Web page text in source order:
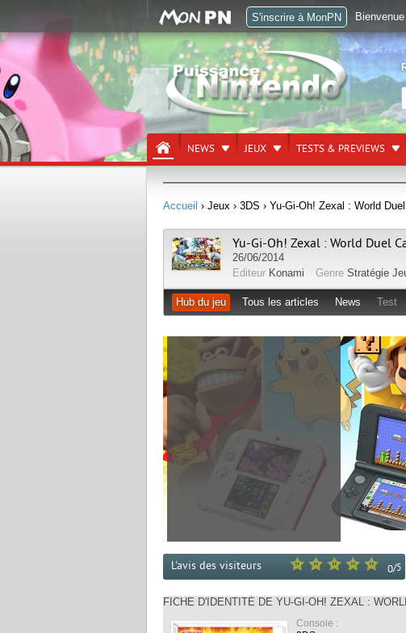
NEWS JEUX TESTS & PREVIEWS
Accueil › Jeux › 3DS › Yu-Gi-Oh! Zexal : World
Yu-Gi-Oh! Zexal : World Duel
26/06/2014
Editeur Konami Genre Stratégie
Hub du jeu Tous les articles News Test
0/5
L'avis des visiteurs
FICHE D'IDENTITÉ DE YU-GI-OH! ZEXAL :
Console :
S'inscrire à MonPN